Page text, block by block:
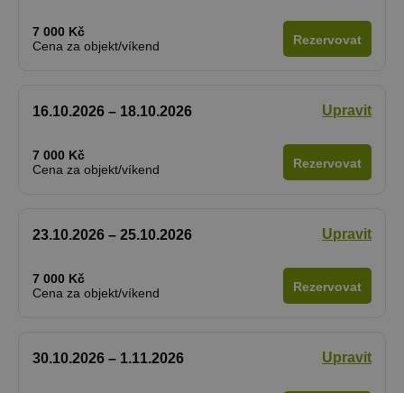
7 000 Kč
Cena za objekt/víkend
Rezervovat
16.10.2026 – 18.10.2026 Upravit
7 000 Kč
Cena za objekt/víkend
Rezervovat
23.10.2026 – 25.10.2026 Upravit
7 000 Kč
Cena za objekt/víkend
Rezervovat
30.10.2026 – 1.11.2026 Upravit